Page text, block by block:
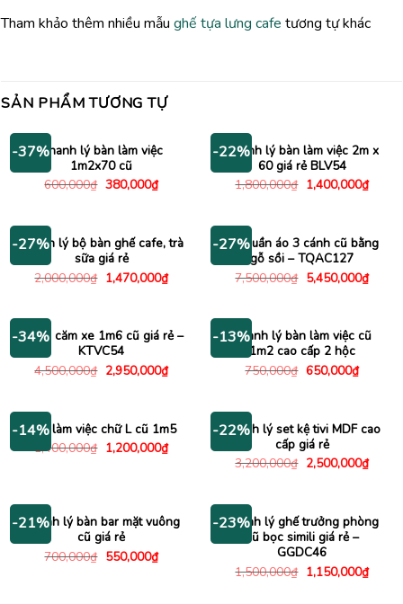
Tham khảo thêm nhiều mẫu ghế tựa lưng cafe tương tự khác
SẢN PHẨM TƯƠNG TỰ
-37%Thanh lý bàn làm việc
1m2x70 cũ
600,000₫ Giá
380,000₫Giá
hiện
380,000₫.
-22%
Thanh lý bàn làm việc 2m x
60 giá rẻ BLV54
1,800,000₫ Giá
gốc
1,400,000₫Giá
hiện
-27%
Thanh lý bộ bàn ghế cafe, trà
sữa giá rẻ
2,000,000₫ Giá
gốc
1,470,000₫Giá
hiện
1,470,000₫.
-27%
Tủ quần áo 3 cánh cũ bằng
gỗ sồi – TQAC127
7,500,000₫ Giá
gốc
5,450,000₫Giá
hiện
-34%
Kệ tivi căm xe 1m6 cũ giá rẻ –
KTVC54
4,500,000₫ Giá
gốc
2,950,000₫Giá
hiện
2,950,000₫.
-13%Thanh lý bàn làm việc cũ
1m2 cao cấp 2 hộc
750,000₫ Giá
650,000₫Giá
hiện
-14%
Bàn làm việc chữ L cũ 1m5
1,400,000₫ Giá
gốc
1,200,000₫Giá
hiện
-22%
Thanh lý set kệ tivi MDF cao
cấp giá rẻ
3,200,000₫ Giá
gốc
2,500,000₫Giá
hiện
-21%
Thanh lý bàn bar mặt vuông
cũ giá rẻ
700,000₫ Giá
550,000₫Giá
hiện
-23%
Thanh lý ghế trưởng phòng
cũ bọc simili giá rẻ –
GGDC46
1,500,000₫ Giá
gốc
1,150,000₫Giá
hiện